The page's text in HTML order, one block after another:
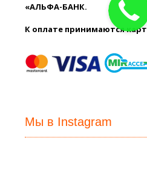
«АЛЬФА-БАНК.
К оплате принимаются
Мы в Instagram